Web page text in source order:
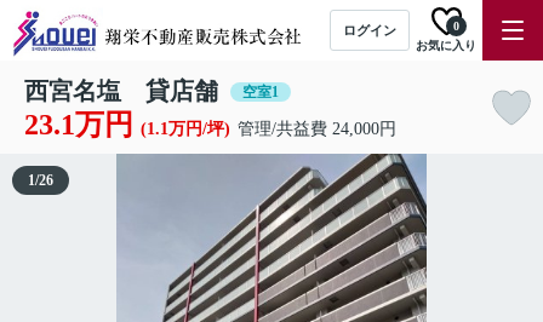
ログイン
お気に入り
0
西宮名塩 貸店舗 空室1
23.1万円 (1.1万円/坪) 管理/共益費 24,000円
1/26